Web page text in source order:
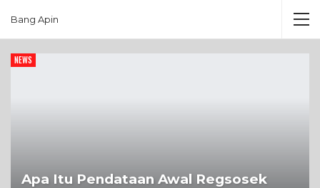
Bang Apin
NEWS
Apa Itu Pendataan Awal Regsosek